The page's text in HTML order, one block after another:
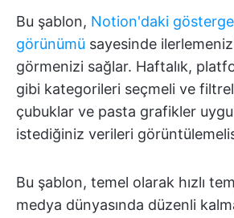
Bu şablon, Notion'daki
görünümü sayesinde
görmenizi sağlar. Haftalık,
gibi kategorileri seçmeli ve
çubuklar ve pasta grafikler
istediğiniz verileri
Bu şablon, temel olarak hızlı
medya dünyasında düzenli